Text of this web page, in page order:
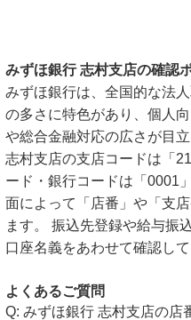
みずほ銀行 志村支店の確認
みずほ銀行は、全国的な法
の多さに特色があり、個人
や総合金融対応の広さが目立
志村支店の支店コードは「
ード・銀行コードは「0001
面によって「店番」や「支
ます。 振込先登録や給与振
口座名義をあわせて確認して
よくあるご質問
みずほ銀行 志村支店の店